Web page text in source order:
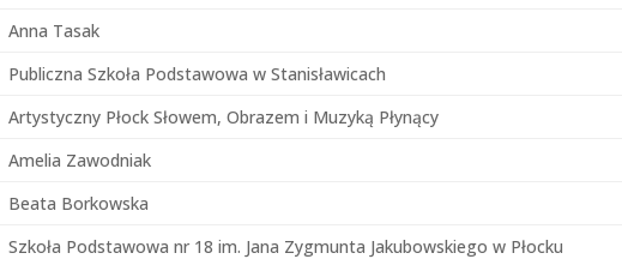
Anna Tasak
Publiczna Szkoła Podstawowa w Stanisławicach
Artystyczny Płock Słowem, Obrazem i Muzyką Płynący
Amelia Zawodniak
Beata Borkowska
Szkoła Podstawowa nr 18 im. Jana Zygmunta Jakubowskiego w Płocku